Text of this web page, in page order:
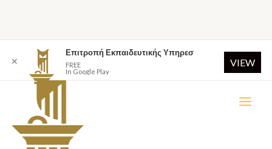
✕
Επιτροπή Εκπαιδευτικής Υπηρεσ
FREE
In Google Play
VIEW